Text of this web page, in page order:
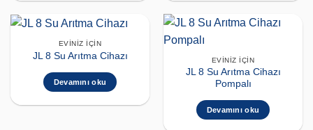
EVINIZ İÇIN
JL 8 Su Arıtma Cihazı
Devamını oku
EVINIZ İÇIN
JL 8 Su Arıtma Cihazı
Pompalı
Devamını oku